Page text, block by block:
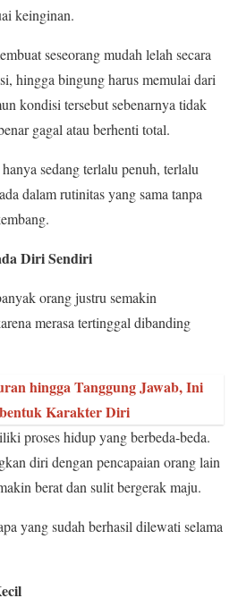
keinginan.
seseorang mudah lelah secara
hingga bingung harus memulai dari
kondisi tersebut sebenarnya tidak
gagal atau berhenti total.
sedang terlalu penuh, terlalu
dalam rutinitas yang sama tanpa
Diri Sendiri
orang justru semakin
merasa tertinggal dibanding
hingga Tanggung Jawab, Ini
Karakter Diri
proses hidup yang berbeda-beda.
diri dengan pencapaian orang lain
berat dan sulit bergerak maju.
yang sudah berhasil dilewati selama